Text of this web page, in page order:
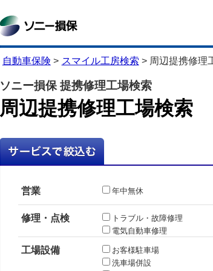
自動車保険 > スマイル工房検索 > 周辺提携修理
ソニー損保 提携修理工場検索
周辺提携修理工場検索
営業 年中無休
修理・点検 トラブル・故障修理
電気自動車修理
工場設備 お客様駐車場
洗車場併設